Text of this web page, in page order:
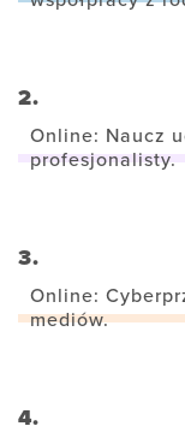
2.
Online: Naucz
profesjonalisty.
3.
Online:
mediów.
4.